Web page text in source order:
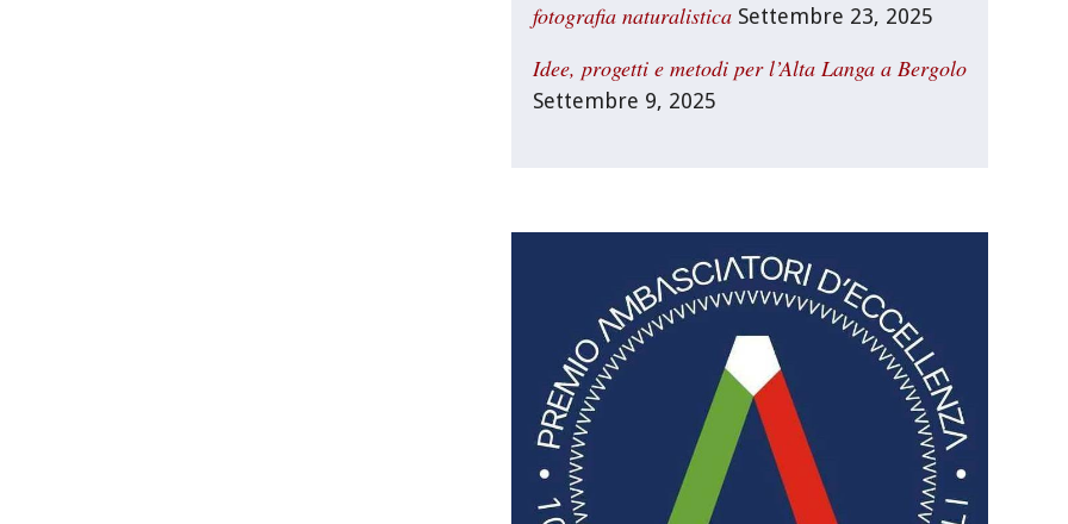
fotografia naturalistica Settembre 23, 2025
Idee, progetti e metodi per l’Alta Langa a Bergolo
Settembre 9, 2025